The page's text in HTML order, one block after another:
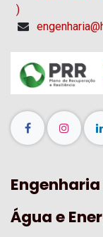
)
Água e